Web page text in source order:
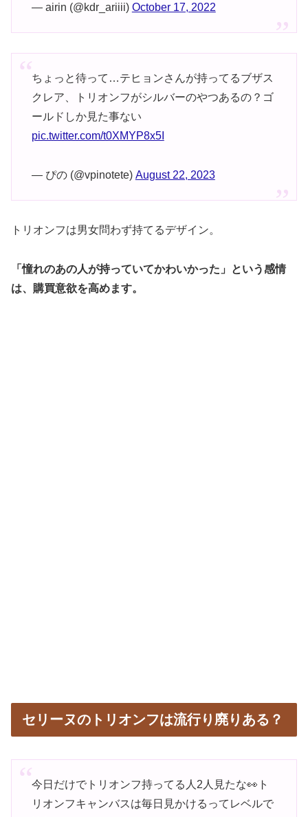
— airin (@kdr_ariiii) October 17, 2022
ちょっと待って…テヒョンさんが持ってるブザス
クレア、トリオンフがシルバーのやつあるの？ゴ
ールドしか見た事ない
pic.twitter.com/t0XMYP8x5I
— ぴの (@vpinotete) August 22, 2023
トリオンフは男女問わず持てるデザイン。
「憧れのあの人が持っていてかわいかった」という感情
は、購買意欲を高めます。
セリーヌのトリオンフは流行り廃りある？
今日だけでトリオンフ持ってる人2人見たな👀ト
リオンフキャンバスは毎日見かけるってレベルで